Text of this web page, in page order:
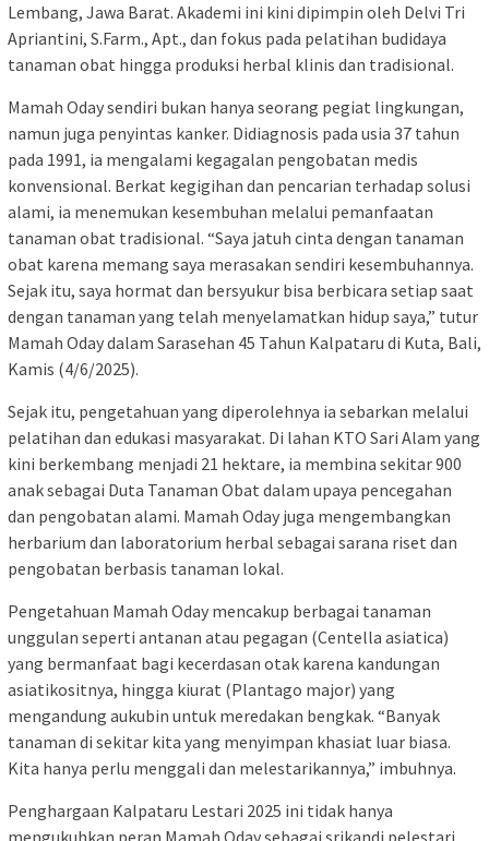
Lembang, Jawa Barat. Akademi ini kini dipimpin oleh Delvi Tri
Apriantini, S.Farm., Apt., dan fokus pada pelatihan budidaya
tanaman obat hingga produksi herbal klinis dan tradisional.
Mamah Oday sendiri bukan hanya seorang pegiat lingkungan,
namun juga penyintas kanker. Didiagnosis pada usia 37 tahun
pada 1991, ia mengalami kegagalan pengobatan medis
konvensional. Berkat kegigihan dan pencarian terhadap solusi
alami, ia menemukan kesembuhan melalui pemanfaatan
tanaman obat tradisional. “Saya jatuh cinta dengan tanaman
obat karena memang saya merasakan sendiri kesembuhannya.
Sejak itu, saya hormat dan bersyukur bisa berbicara setiap saat
dengan tanaman yang telah menyelamatkan hidup saya,” tutur
Mamah Oday dalam Sarasehan 45 Tahun Kalpataru di Kuta, Bali,
Kamis (4/6/2025).
Sejak itu, pengetahuan yang diperolehnya ia sebarkan melalui
pelatihan dan edukasi masyarakat. Di lahan KTO Sari Alam yang
kini berkembang menjadi 21 hektare, ia membina sekitar 900
anak sebagai Duta Tanaman Obat dalam upaya pencegahan
dan pengobatan alami. Mamah Oday juga mengembangkan
herbarium dan laboratorium herbal sebagai sarana riset dan
pengobatan berbasis tanaman lokal.
Pengetahuan Mamah Oday mencakup berbagai tanaman
unggulan seperti antanan atau pegagan (Centella asiatica)
yang bermanfaat bagi kecerdasan otak karena kandungan
asiatikositnya, hingga kiurat (Plantago major) yang
mengandung aukubin untuk meredakan bengkak. “Banyak
tanaman di sekitar kita yang menyimpan khasiat luar biasa.
Kita hanya perlu menggali dan melestarikannya,” imbuhnya.
Penghargaan Kalpataru Lestari 2025 ini tidak hanya